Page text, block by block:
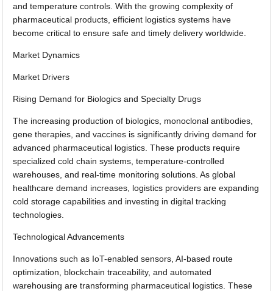
and temperature controls. With the growing complexity of
pharmaceutical products, efficient logistics systems have
become critical to ensure safe and timely delivery worldwide.
Market Dynamics
Market Drivers
Rising Demand for Biologics and Specialty Drugs
The increasing production of biologics, monoclonal antibodies,
gene therapies, and vaccines is significantly driving demand for
advanced pharmaceutical logistics. These products require
specialized cold chain systems, temperature-controlled
warehouses, and real-time monitoring solutions. As global
healthcare demand increases, logistics providers are expanding
cold storage capabilities and investing in digital tracking
technologies.
Technological Advancements
Innovations such as IoT-enabled sensors, AI-based route
optimization, blockchain traceability, and automated
warehousing are transforming pharmaceutical logistics. These